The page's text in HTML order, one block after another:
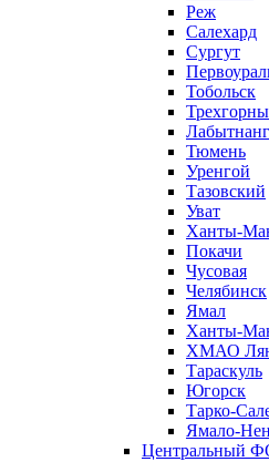
Реж
Салехард
Сургут
Тобольск
Тюмень
Уренгой
Тазовский
Уват
Ханты-
Покачи
Чусовая
Челябинск
Ямал
Ханты-
ХМАО
Тараскуль
Югорск
Тарко-
Ямало-
Центральный